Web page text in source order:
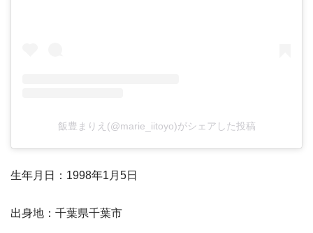
飯豊まりえ(@marie_iitoyo)がシェアした投稿
生年月日：1998年1月5日
出身地：千葉県千葉市